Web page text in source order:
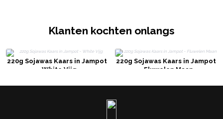
Klanten kochten onlangs
220g Sojawas Kaars in Jampot
- White Vijg
220g Sojawas Kaars in Jampot
- Fluwelen Maan